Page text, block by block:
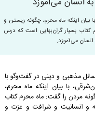
اینکه ماه محرم، چگونه زیستن و
کتاب بسیار گران‌بهایی است که درس
می‌آموزد.
مذهبی و دینی در گفت‌‌وگو با
با بیان اینکه ماه محرم،
مردن را گفت: ماه محرم کتاب
و انسانیت و شرافت و عزت و